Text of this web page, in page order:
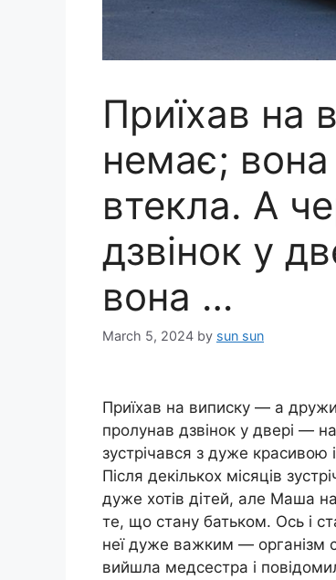
Приїхав на
немає; вона
втекла. А
дзвінок у
вона …
March 5, 2024 by sun sun
Приїхав на виписку — а
пролунав дзвінок у двері —
зустрічався з дуже
Після декількох місяців
дуже хотів дітей, але Маша
те, що стану батьком. Ось і
неї дуже важким — організм
вийшла медсестра і